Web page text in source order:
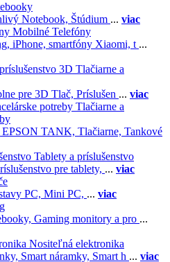
Notebook, Štúdium ... viac
Mobilné Telefóny
iPhone, smartfóny Xiaomi, t ...
3D Tlačiarne a
pre 3D Tlač, Príslušen ... viac
Tlačiarne a
EPSON TANK, Tlačiarne, Tankové
Tablety a príslušenstvo
pre tablety, ... viac
PC, Mini PC, ... viac
Gaming monitory a pro ...
Nositeľná elektronika
Smart náramky, Smart h ... viac